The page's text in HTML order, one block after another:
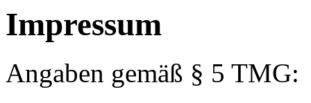
Impressum
Angaben gemäß § 5 TMG: